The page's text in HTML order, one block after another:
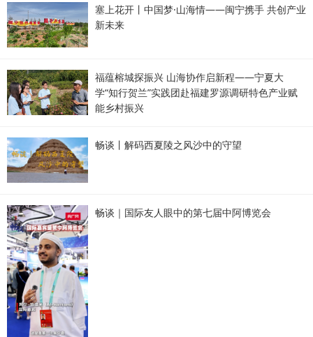
塞上花开丨中国梦·山海情——闽宁携手 共创产业
新未来
福蕴榕城探振兴 山海协作启新程——宁夏大
学“知行贺兰”实践团赴福建罗源调研特色产业赋
能乡村振兴
畅谈丨解码西夏陵之风沙中的守望
畅谈｜国际友人眼中的第七届中阿博览会